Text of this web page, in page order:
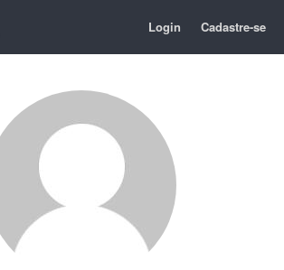
Login Cadastre-se